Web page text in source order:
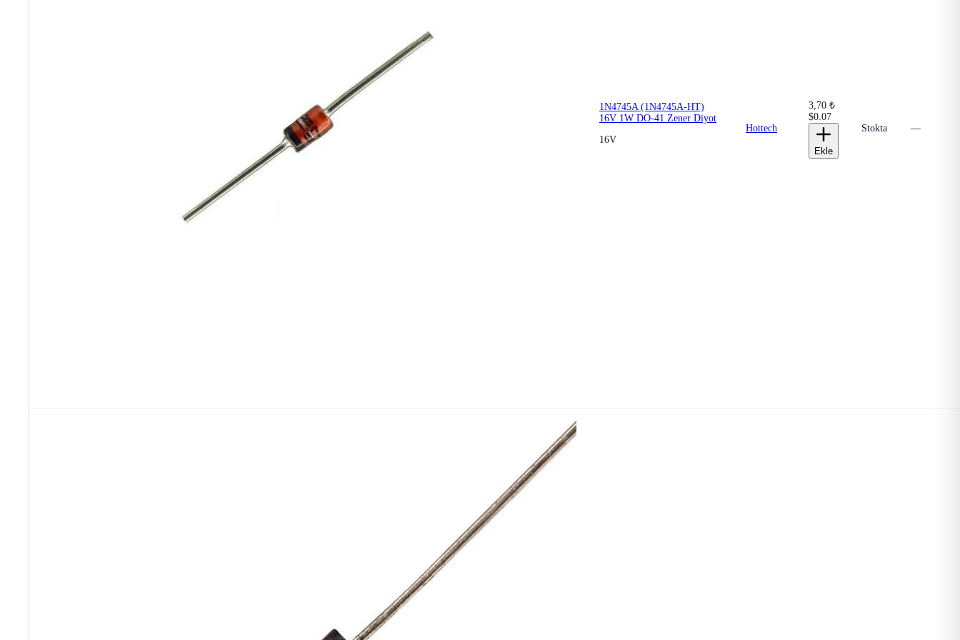
1N4745A (1N4745A-HT)
16V 1W DO-41 Zener Diyot
16V
Hottech
3,70 ₺
$0.07
Ekle
Stokta —